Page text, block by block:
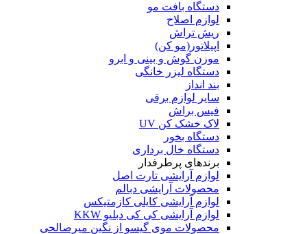
دستگاه بافت مو
لوازم اصلاح
ریش تراش
اپیلاتور(مو کن)
موزن گوش و بینی و ابرو
دستگاه لیزر خانگی
بند انداز
سایر لوازم برقی
فیس براش
لاک خشک کن UV
دستگاه بخور
دستگاه خال برداری
برندهای پرطرفدار
لوازم آرایشی تارت اصل
محصولات آرایشی دبالم
لوازم آرایشی کایلی کازمتیکس
لوازم آرایشی کی کی دبلیو KKW
محصولات موی گیسو از نگین میرصالحی